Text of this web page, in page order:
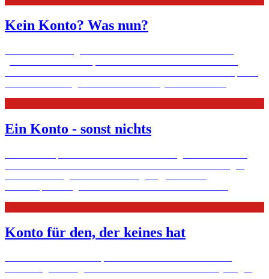
Kein Konto? Was nun?
Ein Konto - sonst nichts
Konto für den, der keines hat